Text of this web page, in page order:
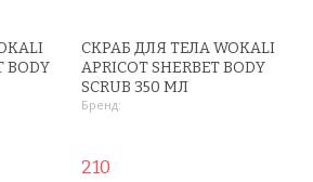
BODY
СКРАБ ДЛЯ ТЕЛА WOKALI
APRICOT SHERBET BODY
SCRUB 350 МЛ
Бренд:
210